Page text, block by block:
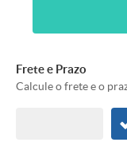
Frete e Prazo
Calcule o frete e o